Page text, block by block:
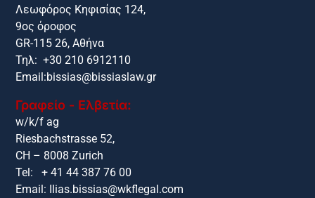
Λεωφόρος Κηφισίας 124,
9ος όροφος
GR-115 26, Αθήνα
Τηλ: +30 210 6912110
Email:bissias@bissiaslaw.gr
Γραφείο - Ελβετία:
w/k/f ag
Riesbachstrasse 52,
CH – 8008 Zurich
Tel: + 41 44 387 76 00
Email: Ilias.bissias@wkflegal.com